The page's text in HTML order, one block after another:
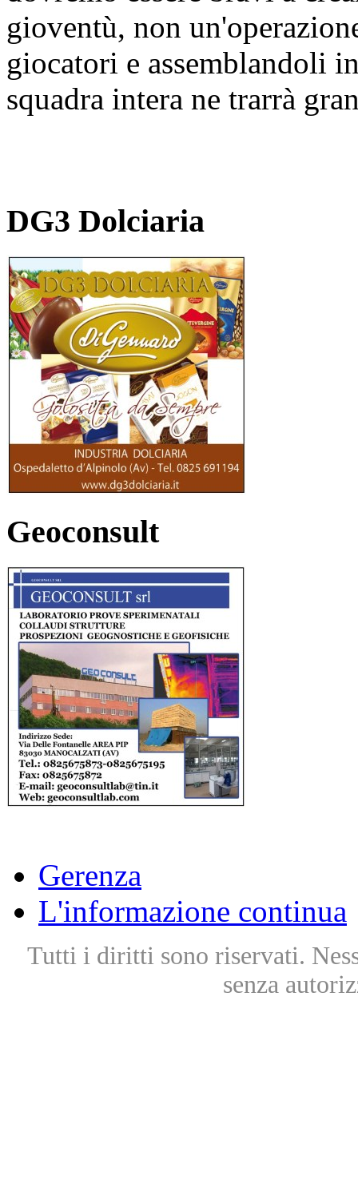
gioventù, non
giocatori e assemblandoli
squadra intera ne trarrà
DG3 Dolciaria
Geoconsult
Gerenza
L'informazione continua
Tutti i diritti sono riservati.
senza